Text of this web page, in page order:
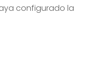
configurado la